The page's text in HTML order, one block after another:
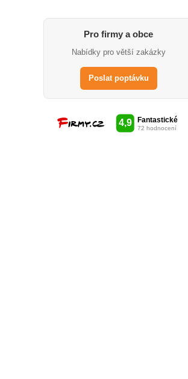
Pro firmy a obce
Nabídky pro větší zakázky
Poslat poptávku